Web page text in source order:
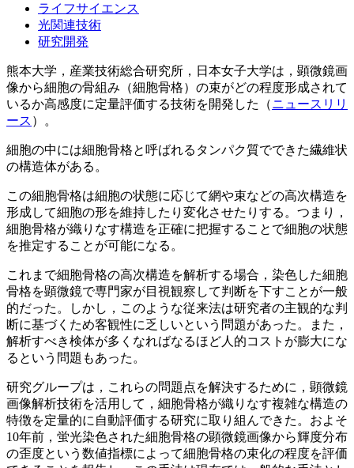
ライフサイエンス
光関連技術
研究開発
熊本大学，産業技術総合研究所，日本女子大学は，顕微鏡画
像から細胞の骨組み（細胞骨格）の束がどの程度形成されて
いるか高感度に定量評価する技術を開発した（ニュースリリ
ース ）。
細胞の中には細胞骨格と呼ばれるタンパク質でできた繊維状
の構造体がある。
この細胞骨格は細胞の状態に応じて網や束などの高次構造を
形成して細胞の形を維持したり変化させたりする。つまり，
細胞骨格が織りなす構造を正確に把握することで細胞の状態
を推定することが可能になる。
これまで細胞骨格の高次構造を解析する場合，染色した細胞
骨格を顕微鏡で専門家が目視観察して判断を下すことが一般
的だった。しかし，このような従来法は研究者の主観的な判
断に基づくため客観性に乏しいという問題があった。また，
解析すべき検体が多くなればなるほど人的コストが膨大にな
るという問題もあった。
研究グループは，これらの問題点を解決するために，顕微鏡
画像解析技術を活用して，細胞骨格が織りなす複雑な構造の
特徴を定量的に自動評価する研究に取り組んできた。およそ
10年前，蛍光染色された細胞骨格の顕微鏡画像から輝度分布
の歪度という数値指標によって細胞骨格の束化の程度を評価